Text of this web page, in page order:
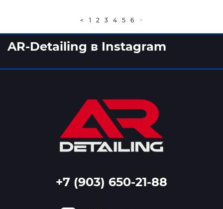
< 1 2 3 4 5 6 >
AR-Detailing в Instagram
+7 (903) 650-21-88